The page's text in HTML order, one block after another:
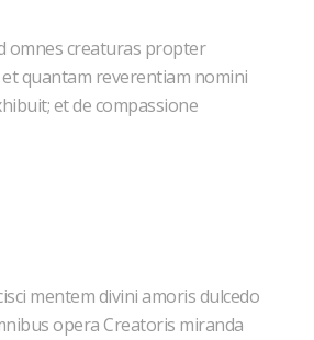
omnes creaturas propter
quantam reverentiam nomini
et de compassione
mentem divini amoris dulcedo
opera Creatoris miranda